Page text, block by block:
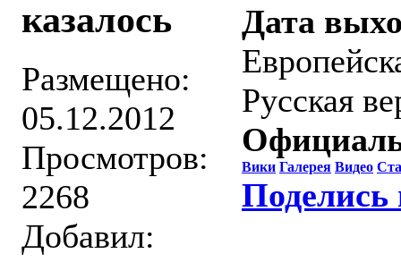
казалось
Размещено:
05.12.2012
Просмотров:
2268
Добавил:
Дата
Русская
Вики Галерея Видео
Поделись